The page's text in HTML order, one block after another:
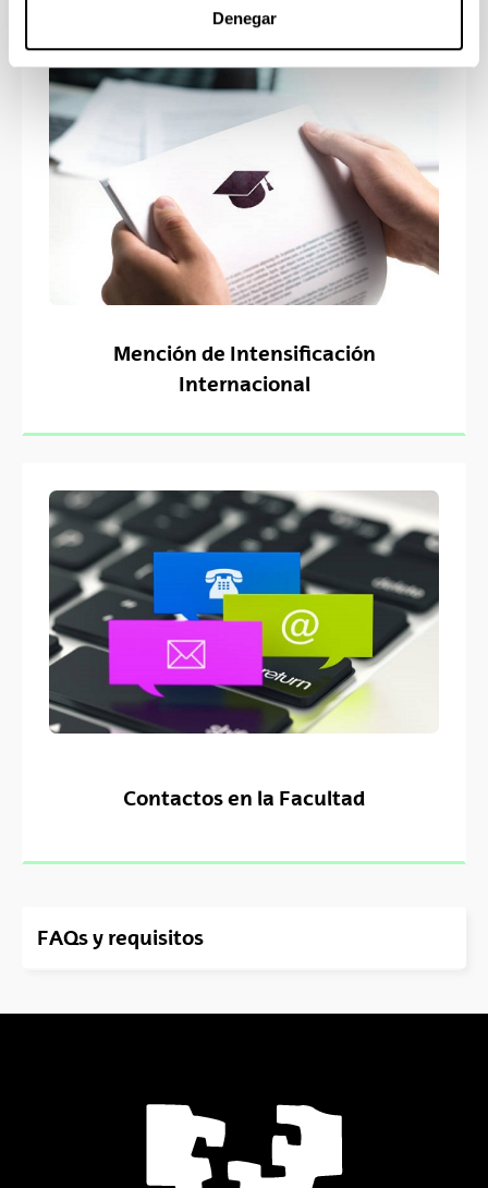
Denegar
Mención de Intensificación
Internacional
Contactos en la Facultad
FAQs y requisitos